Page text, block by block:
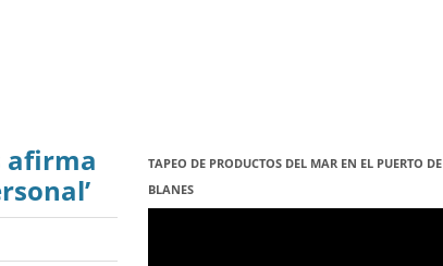
afirma
TAPEO DE PRODUCTOS DEL MAR EN EL PUERTO DE
BLANES
Reproductor